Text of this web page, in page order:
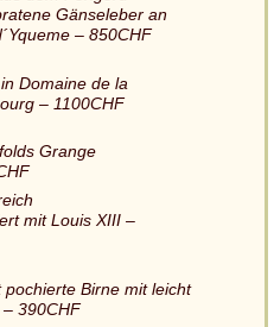
Gänseleber an
– 850CHF
Domaine de la
– 1100CHF
Grange
mit Louis XIII –
pochierte Birne mit leicht
390CHF